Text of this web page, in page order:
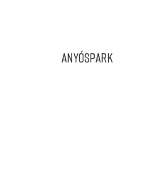
ANYÓSPARK